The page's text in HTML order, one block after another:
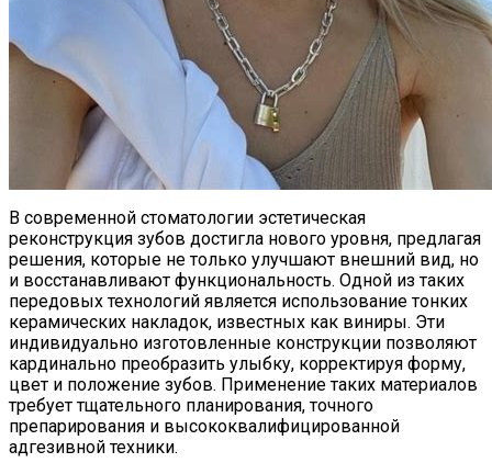
В современной стоматологии эстетическая
реконструкция зубов достигла нового уровня, предлагая
решения, которые не только улучшают внешний вид, но
и восстанавливают функциональность. Одной из таких
передовых технологий является использование тонких
керамических накладок, известных как виниры. Эти
индивидуально изготовленные конструкции позволяют
кардинально преобразить улыбку, корректируя форму,
цвет и положение зубов. Применение таких материалов
требует тщательного планирования, точного
препарирования и высококвалифицированной
адгезивной техники.